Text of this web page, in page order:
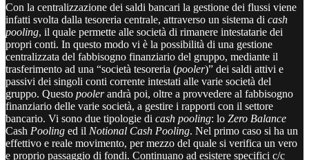
Con la centralizzazione dei saldi bancari la gestione dei flussi viene
infatti svolta dalla tesoreria centrale, attraverso un sistema di cash
pooling, il quale permette alle società di rimanere intestatarie dei
propri conti. In questo modo vi è la possibilità di una gestione
centralizzata del fabbisogno finanziario del gruppo, mediante il
trasferimento ad una “società tesoreria (pooler)” dei saldi attivi e
passivi dei singoli conti corrente intestati alle varie società del
gruppo. Questo poolerandrà poi, oltre a provvedere al fabbisogno
finanziario delle varie società, a gestire i rapporti con il settore
bancario. Vi sono due tipologie di cash pooling: lo Zero Balance
Cash Pooling ed il Notional Cash Pooling. Nel primo caso si ha un
effettivo e reale movimento, per mezzo del quale si verifica un vero
e proprio passaggio di fondi. Continuano ad esistere specifici c/c